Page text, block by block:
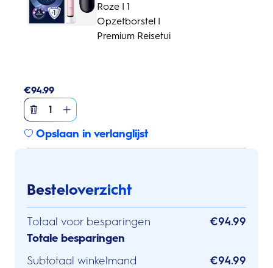
Roze | 1
Opzetborstel |
Premium Reisetui
€94.99
1
Opslaan in verlanglijst
Besteloverzicht
Totaal voor besparingen
€94.99
Totale besparingen
Subtotaal winkelmand
€94.99